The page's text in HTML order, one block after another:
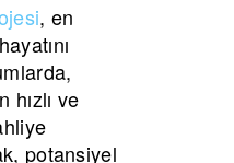
, en
hızlı ve
potansiyel